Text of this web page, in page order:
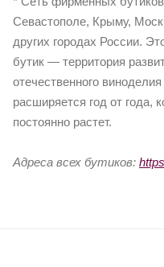
Севастополе, Крыму,
других городах России.
бутик — территория
отечественного
расширяется год от года,
постоянно растет.
Адреса всех бутиков: